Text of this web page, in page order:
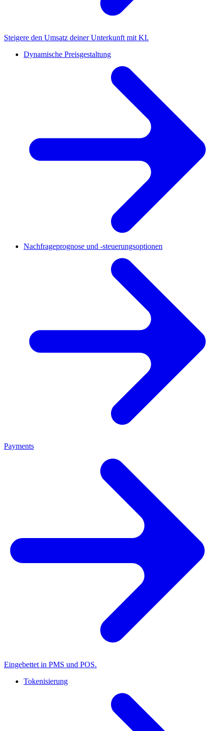
Steigere den Umsatz deiner Unterkunft mit KI.
Dynamische Preisgestaltung
Nachfrageprognose und -steuerungsoptionen
Payments
Eingebettet in PMS und POS.
Tokenisierung